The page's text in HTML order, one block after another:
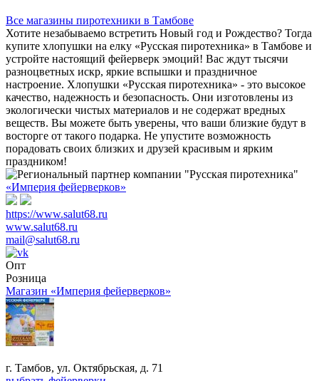
Все магазины пиротехники в Тамбове
Хотите незабываемо встретить Новый год и Рождество? Тогда
купите хлопушки на елку «Русская пиротехника» в Тамбове и
устройте настоящий фейерверк эмоций! Вас ждут тысячи
разноцветных искр, яркие вспышки и праздничное
настроение. Хлопушки «Русская пиротехника» - это высокое
качество, надежность и безопасность. Они изготовлены из
экологически чистых материалов и не содержат вредных
веществ. Вы можете быть уверены, что ваши близкие будут в
восторге от такого подарка. Не упустите возможность
порадовать своих близких и друзей красивым и ярким
праздником!
«Империя фейерверков»
https://www.salut68.ru
www.salut68.ru
mail@salut68.ru
Опт
Розница
Магазин «Империя фейерверков»
г. Тамбов, ул. Октябрьская, д. 71